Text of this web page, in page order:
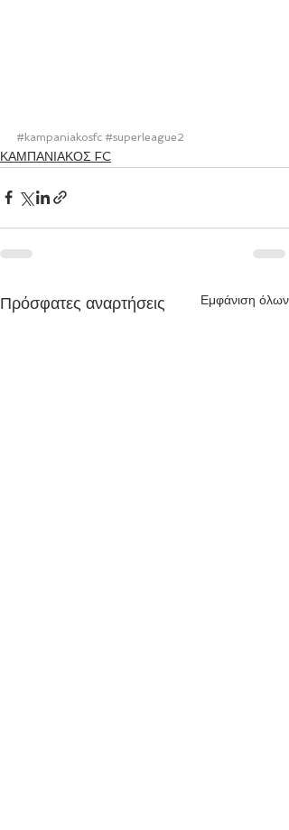
#kampaniakosfc #superleague2
ΚΑΜΠΑΝΙΑΚΟΣ FC
Πρόσφατες αναρτήσεις Εμφάνιση όλων